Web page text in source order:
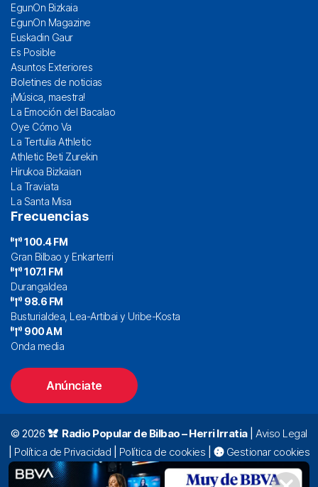
EgunOn Bizkaia
EgunOn Magazine
Euskadin Gaur
Es Posible
Asuntos Exteriores
Boletines de noticias
¡Música, maestra!
La Emoción del Bacalao
Oye Cómo Va
La Tertulia Athletic
Athletic Beti Zurekin
Hirukoa Bizkaian
La Traviata
La Santa Misa
Frecuencias
100.4 FM
Gran Bilbao y Enkarterri
107.1 FM
Durangaldea
98.6 FM
Busturialdea, Lea-Artibai y Uribe-Kosta
900 AM
Onda media
Anúnciate
© 2026 Radio Popular de Bilbao – Herri Irratia|Aviso Legal
Política de Privacidad Política de cookies
Gestionar cookies
Alda. Mazarredo, 47 – 7º 48009 Bilbao |
94 423 92 00|